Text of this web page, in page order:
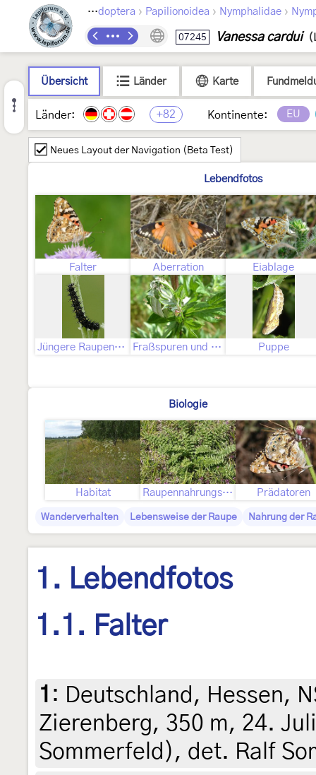
Lepidoptera › Papilionoidea › Nymphalidae ›
07245 Vanessa cardui
Übersicht Länder Karte
Länder: +82 Kontinente: EU
Neues Layout der Navigation (Beta Test)
Lebendfotos
Falter Aberration Eiablage
Jüngere Raupenstadien Fraßspuren und Befallsbild Puppe
Biologie
Habitat Raupennahrungspflanzen Prädatoren
Wanderverhalten Lebensweise der Raupe Nahrung der
1. Lebendfotos
1.1. Falter
1 : Deutschland, Hessen,
Zierenberg, 350 m, 24.
Sommerfeld), det. Ralf